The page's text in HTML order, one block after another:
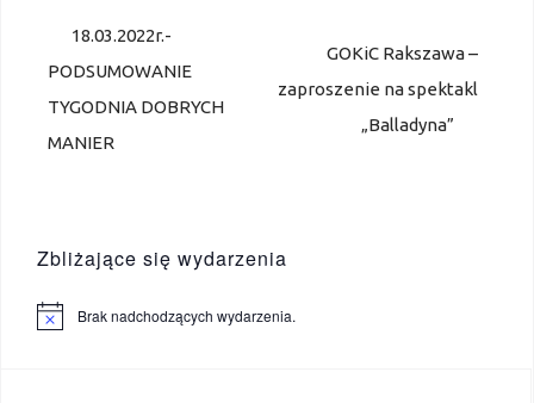
Nawigacja
wpisu
18.03.2022r.-
PODSUMOWANIE
TYGODNIA DOBRYCH
MANIER
GOKiC Rakszawa –
zaproszenie na spektakl
„Balladyna”
Zbliżające się wydarzenia
Brak nadchodzących wydarzenia.